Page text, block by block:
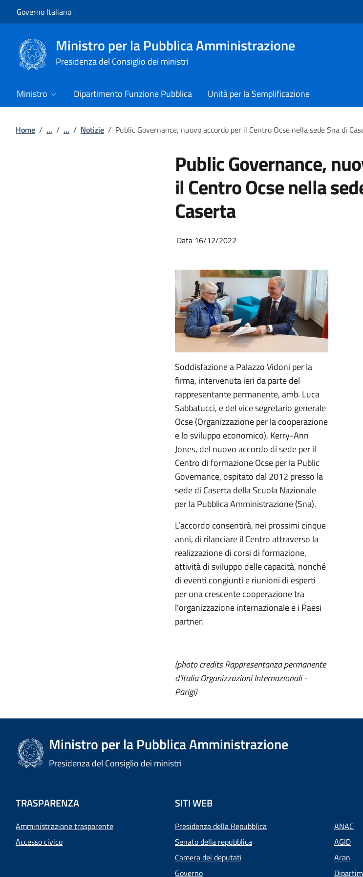
Governo Italiano
Ministro per la Pubblica Amministrazione
Presidenza del Consiglio dei ministri
Ministro Dipartimento Funzione Pubblica Unità per la Semplificazione
Home / ... / ... / Notizie / Public Governance, nuovo accordo per il Centro Ocse nella sede Sna di
Public Governance,
il Centro Ocse nella
Caserta
Data 16/12/2022
Soddisfazione a Palazzo Vidoni per la
firma, intervenuta ieri da parte del
rappresentante permanente, amb. Luca
Sabbatucci, e del vice segretario generale
Ocse (Organizzazione per la cooperazione
e lo sviluppo economico), Kerry-Ann
Jones, del nuovo accordo di sede per il
Centro di formazione Ocse per la Public
Governance, ospitato dal 2012 presso la
sede di Caserta della Scuola Nazionale
per la Pubblica Amministrazione (Sna).
L’accordo consentirà, nei prossimi cinque
anni, di rilanciare il Centro attraverso la
realizzazione di corsi di formazione,
attività di sviluppo delle capacità, nonché
di eventi congiunti e riunioni di esperti
per una crescente cooperazione tra
l'organizzazione internazionale e i Paesi
partner.
(photo credits Rappresentanza permanente
d'Italia Organizzazioni Internazionali -
Parigi)
Ministro per la Pubblica Amministrazione
Presidenza del Consiglio dei ministri
TRASPARENZA
Amministrazione trasparente
Accesso civico
SITI WEB
Presidenza della Repubblica
Senato della repubblica
Camera dei deputati
Governo
ANAC
AGID
Aran